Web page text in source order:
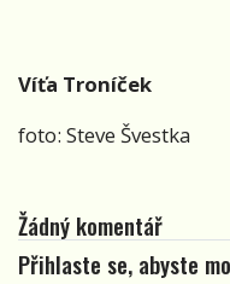
Víťa Troníček
foto: Steve
Žádný komentář
Přihlaste se, abyste